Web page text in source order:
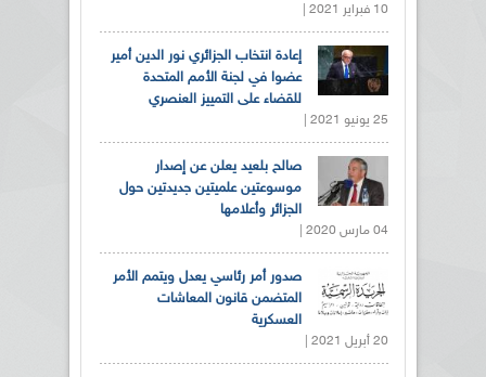
10 فبراير 2021 |
إعادة انتخاب الجزائري نور الدين أمير
عضوا في لجنة الأمم المتحدة
للقضاء على التمييز العنصري
25 يونيو 2021 |
صالح بلعيد يعلن عن إصدار
موسوعتين علميتين جديدتين حول
الجزائر وأعلامها
04 مارس 2020 |
صدور أمر رئاسي يعدل ويتمم الأمر
المتضمن قانون المعاشات
العسكرية
20 أبريل 2021 |